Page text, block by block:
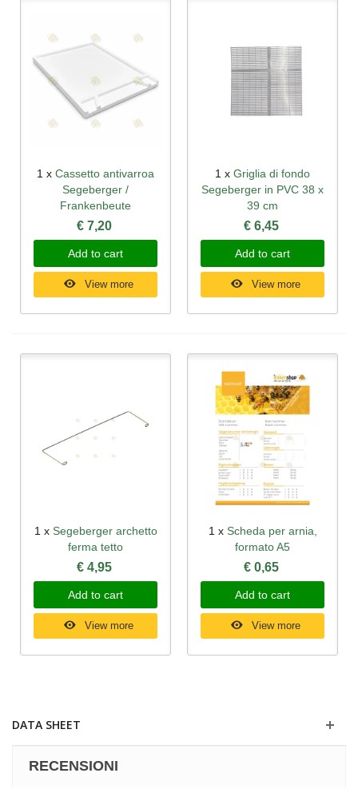
1 x Cassetto antivarroa
Segeberger /
Frankenbeute
€ 7,20
Add to cart
View more
1 x Griglia di fondo
Segeberger in PVC 38 x
39 cm
€ 6,45
Add to cart
View more
1 x Segeberger archetto
ferma tetto
€ 4,95
Add to cart
View more
1 x Scheda per arnia,
formato A5
€ 0,65
Add to cart
View more
DATA SHEET
RECENSIONI